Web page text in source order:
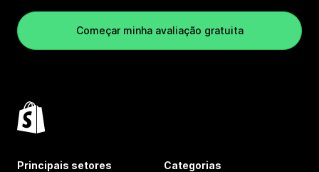
Começar minha avaliação gratuita
Principais setores Categorias